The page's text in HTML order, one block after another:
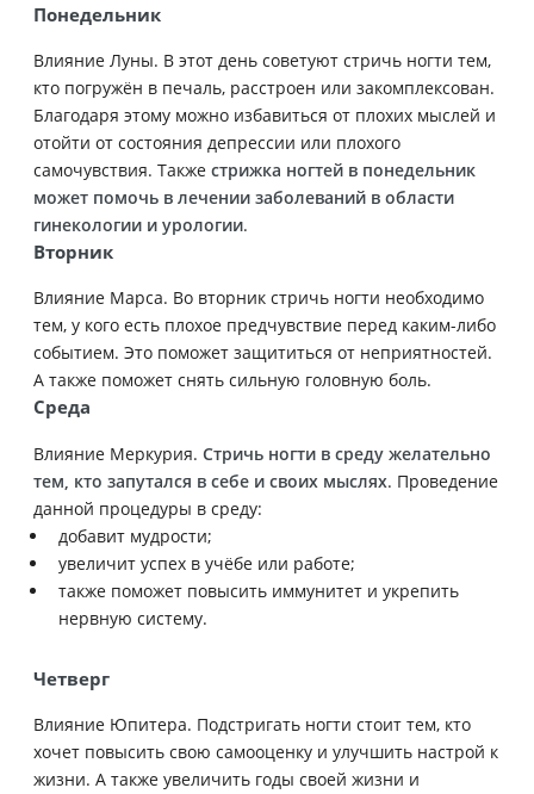
Понедельник
Влияние Луны. В этот день советуют стричь ногти тем,
кто погружён в печаль, расстроен или закомплексован.
Благодаря этому можно избавиться от плохих мыслей и
отойти от состояния депрессии или плохого
самочувствия. Также стрижка ногтей в понедельник
может помочь в лечении заболеваний в области
гинекологии и урологии.
Вторник
Влияние Марса. Во вторник стричь ногти необходимо
тем, у кого есть плохое предчувствие перед каким-либо
событием. Это поможет защититься от неприятностей.
А также поможет снять сильную головную боль.
Среда
Влияние Меркурия. Стричь ногти в среду желательно
тем, кто запутался в себе и своих мыслях. Проведение
данной процедуры в среду:
добавит мудрости;
увеличит успех в учёбе или работе;
также поможет повысить иммунитет и укрепить
нервную систему.
Четверг
Влияние Юпитера. Подстригать ногти стоит тем, кто
хочет повысить свою самооценку и улучшить настрой к
жизни. А также увеличить годы своей жизни и